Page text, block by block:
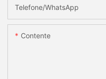
Telefone/whatsApp
Contente